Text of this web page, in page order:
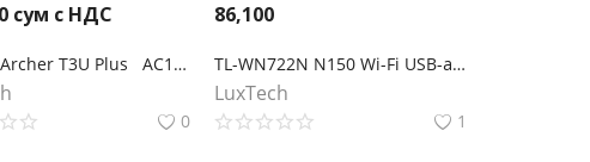
сум с НДС
TP-Link Archer T3U Plus AC1300 Двухдиапазонный Wi‑Fi USB‑адаптер высокого усиления
0
86,100
TL-WN722N N150 Wi-Fi USB-адаптер высокого усиления
LuxTech
1